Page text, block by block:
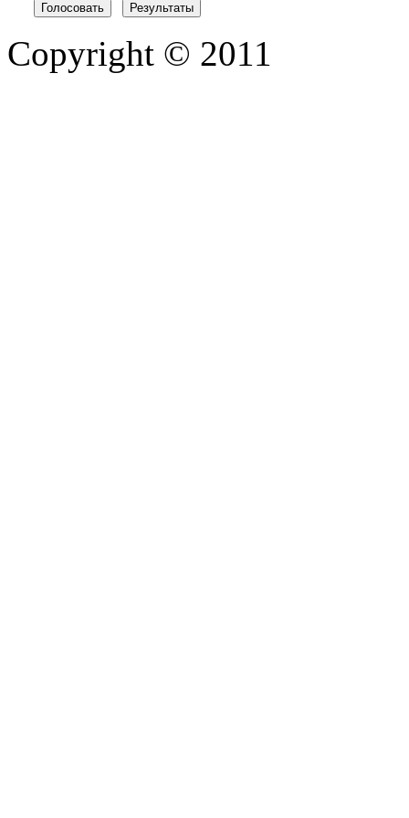
Copyright © 2011